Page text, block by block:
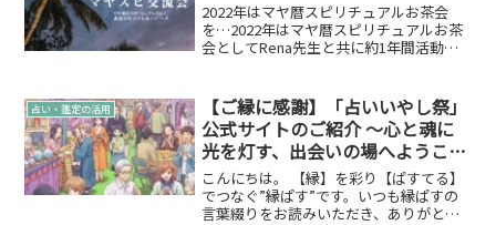
2022年はマヤ暦スピリチュアルお茶会
を…2022年はマヤ暦スピリチュアルお茶
会としてRena先生と共に約1年間活動を
リチュアル交流会（マヤスピ交流会）」
へ...
占い・鑑定の活用
【ご縁に感謝】「占いいやし祭」
公式サイトのご紹介 ～心と魂に
光を灯す、出会いの場へようこそ
～
こんにちは。 【縁】を彩り【ぱすてる】
でつなぐ”縁ぱす”です。いつも縁ぱすの
言葉綴りをお読みいただき、ありがとう